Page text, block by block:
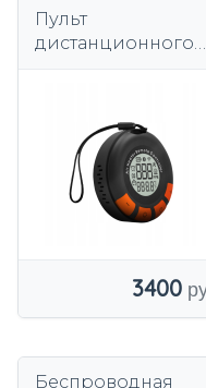
Пульт
дистанционного
обогревателя с
датчиком угарного
газа
3400
Беспроводная